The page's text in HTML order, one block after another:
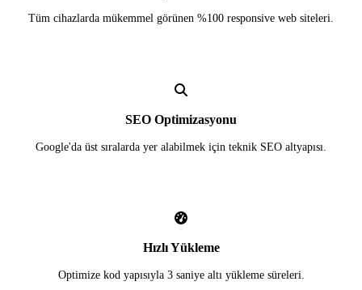
Tüm cihazlarda mükemmel görünen %100 responsive web siteleri.
SEO Optimizasyonu
Google'da üst sıralarda yer alabilmek için teknik SEO altyapısı.
Hızlı Yükleme
Optimize kod yapısıyla 3 saniye altı yükleme süreleri.